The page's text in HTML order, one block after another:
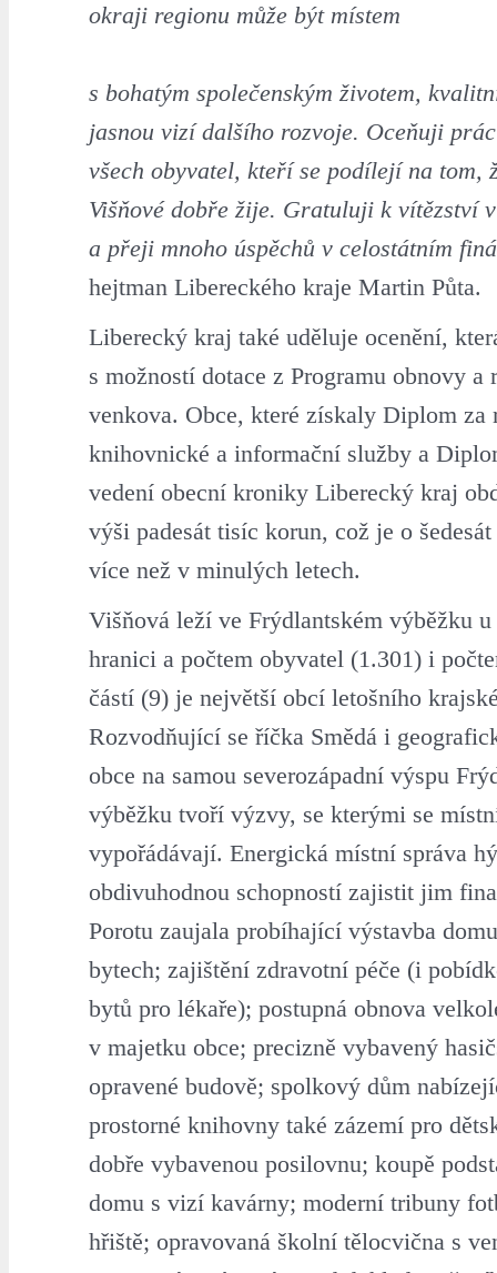
okraji regionu může být místem
s bohatým společenským životem,
jasnou vizí dalšího rozvoje. Oceňuji
všech obyvatel, kteří se podílejí na tom,
Višňové dobře žije. Gratuluji k vítězství
a přeji mnoho úspěchů v celostátním
hejtman Libereckého kraje Martin Půta.
Liberecký kraj také uděluje ocenění,
s možností dotace z Programu obnovy a
venkova. Obce, které získaly Diplom za
knihovnické a informační služby a
vedení obecní kroniky Liberecký kraj
výši padesát tisíc korun, což je o
více než v minulých letech.
Višňová leží ve Frýdlantském výběžku u
hranici a počtem obyvatel (1.301) i
částí (9) je největší obcí letošního
Rozvodňující se říčka Smědá i
obce na samou severozápadní výspu
výběžku tvoří výzvy, se kterými se
vypořádávají. Energická místní správa
obdivuhodnou schopností zajistit jim
Porotu zaujala probíhající výstavba
bytech; zajištění zdravotní péče (i
bytů pro lékaře); postupná obnova
v majetku obce; precizně vybavený
opravené budově; spolkový dům
prostorné knihovny také zázemí pro
dobře vybavenou posilovnu; koupě
domu s vizí kavárny; moderní tribuny
hřiště; opravovaná školní tělocvična s